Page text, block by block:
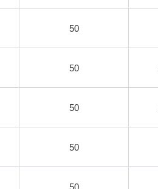
50
50
50
50
50